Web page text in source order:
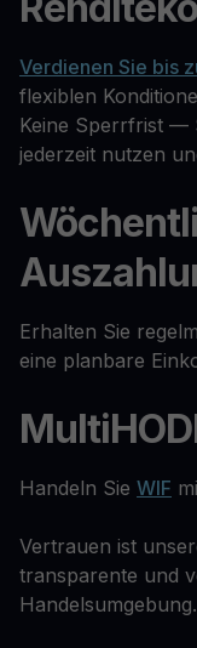
Verdienen Sie bis
flexiblen
Keine Sperrfrist —
jederzeit nutzen
Erhalten Sie
eine planbare
Handeln Sie WIF
Vertrauen ist
transparente und
Handelsumgebung.